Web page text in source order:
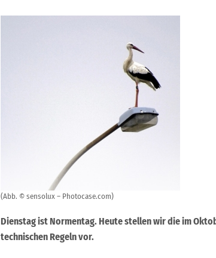
(Abb. © sensolux – Photocase.com)
Dienstag ist Normentag. Heute stellen wir die im
technischen Regeln vor.